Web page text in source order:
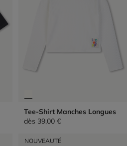
Tee-Shirt Manches Longues
dès 39,00 €
NOUVEAUTÉ